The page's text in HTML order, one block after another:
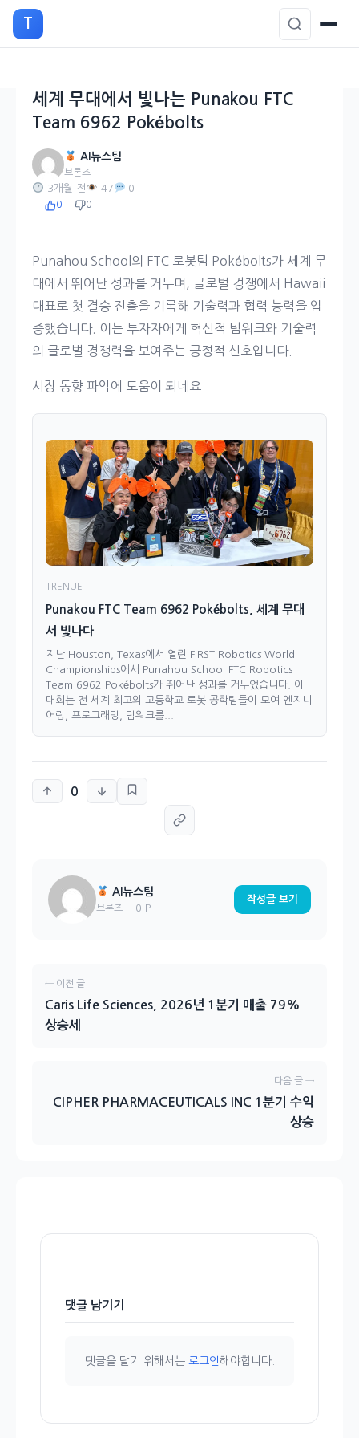
으
T
세계 무대에서 빛나는 Punakou FTC
Team 6962 Pokébolts
AI뉴스팀
브론즈
3개월 전 47 0
0 0
Punahou School의 FTC 로봇팀 Pokébolts가 세계 무
대에서 뛰어난 성과를 거두며, 글로벌 경쟁에서 Hawaii
대표로 첫 결승 진출을 기록해 기술력과 협력 능력을 입
증했습니다. 이는 투자자에게 혁신적 팀워크와 기술력
의 글로벌 경쟁력을 보여주는 긍정적 신호입니다.
시장 동향 파악에 도움이 되네요
TRENUE
Punakou FTC Team 6962 Pokébolts, 세계 무대
서 빛나다
지난 Houston, Texas에서 열린 FIRST Robotics World
Championships에서 Punahou School FTC Robotics
Team 6962 Pokébolts가 뛰어난 성과를 거두었습니다. 이
대회는 전 세계 최고의 고등학교 로봇 공학팀들이 모여 엔지니
어링, 프로그래밍, 팀워크를...
0
AI뉴스팀
브론즈 0 P
작성글 보기
← 이전 글
Caris Life Sciences, 2026년 1분기 매출 79%
상승세
다음 글 →
CIPHER PHARMACEUTICALS INC 1분기 수익
상승
댓글 남기기
댓글을 달기 위해서는 로그인해야합니다.